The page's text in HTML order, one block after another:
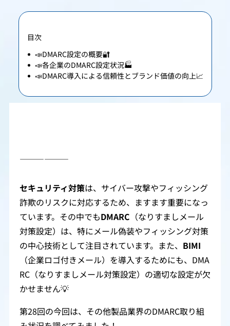
目次
📣DMARC設定の概要🔐
📣各企業のDMARC設定状況🏭
📣DMARC導入による信頼性とブランド価値の向上📈
――――――
セキュリティ対策は、サイバー攻撃やフィッシング
詐欺のリスクに対応するため、ますます重要になっ
ています。その中でもDMARC （なりすましメール
対策設定）は、特にメール偽装やフィッシング対策
の中心技術として注目されています。また、 BIMI
（企業ロゴ付きメール）を導入するためにも、DMA
RC（なりすましメール対策設定）の適切な設定が欠
かせません💡
第28回の今回は、その他製品業界のDMARC取り組